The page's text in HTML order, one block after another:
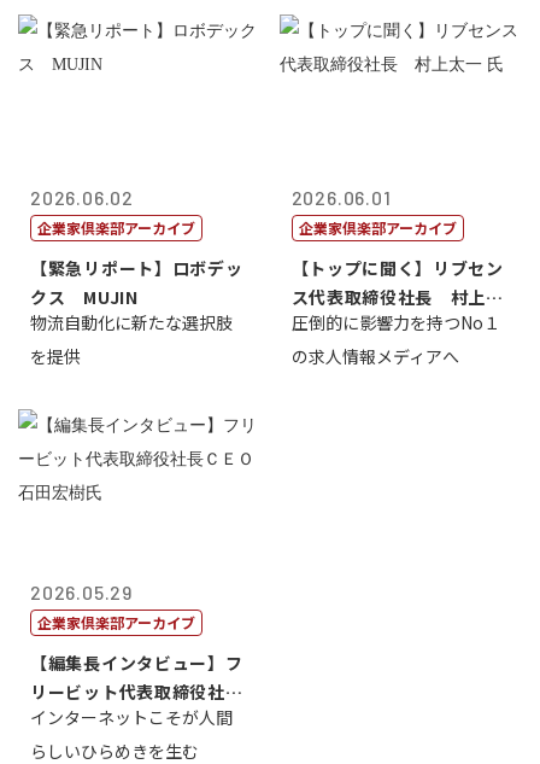
2026.06.02
企業家倶楽部アーカイブ
【緊急リポート】ロボデッ
クス MUJIN
物流自動化に新たな選択肢
を提供
2026.06.01
企業家倶楽部アーカイブ
【トップに聞く】リブセン
ス代表取締役社長 村上太
一 氏
圧倒的に影響力を持つNo１
の求人情報メディアへ
2026.05.29
企業家倶楽部アーカイブ
【編集長インタビュー】フ
リービット代表取締役社長
ＣＥＯ 石田...
インターネットこそが人間
らしいひらめきを生む